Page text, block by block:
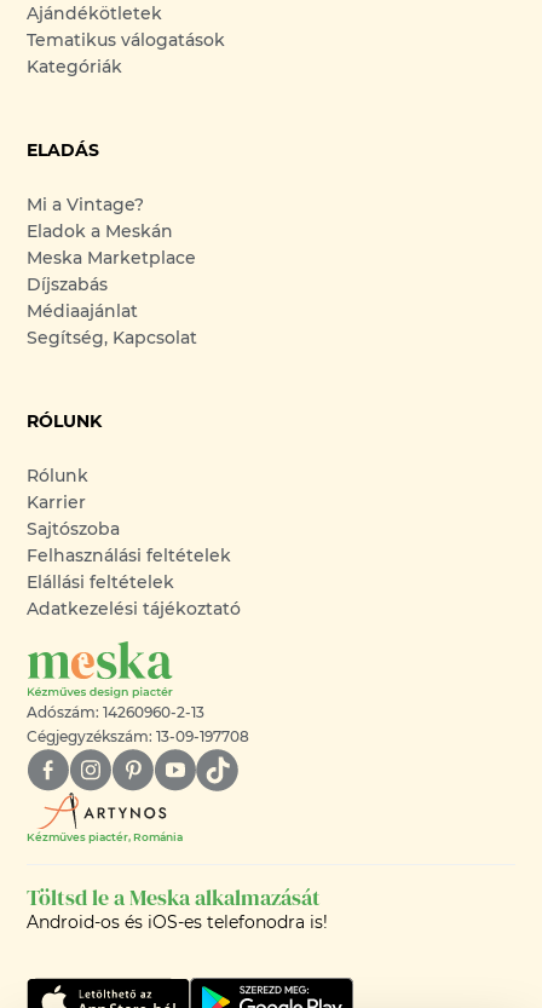
Ajándékötletek
Tematikus válogatások
Kategóriák
ELADÁS
Mi a Vintage?
Eladok a Meskán
Meska Marketplace
Díjszabás
Médiaajánlat
Segítség, Kapcsolat
RÓLUNK
Rólunk
Karrier
Sajtószoba
Felhasználási feltételek
Elállási feltételek
Adatkezelési tájékoztató
Adószám: 14260960-2-13
Cégjegyzékszám: 13-09-197708
Kézműves piactér, Románia
Töltsd le a Meska alkalmazását
Android-os és iOS-es telefonodra is!